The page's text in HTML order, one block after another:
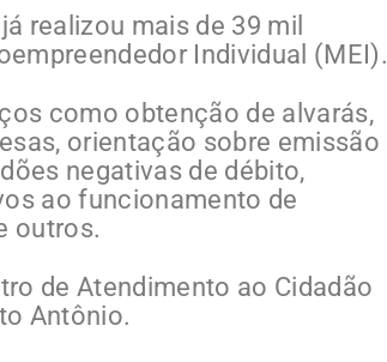
realizou mais de 39 mil
Individual (MEI).
como obtenção de alvarás,
orientação sobre emissão
negativas de débito,
ao funcionamento de
outros.
de Atendimento ao Cidadão
Antônio.